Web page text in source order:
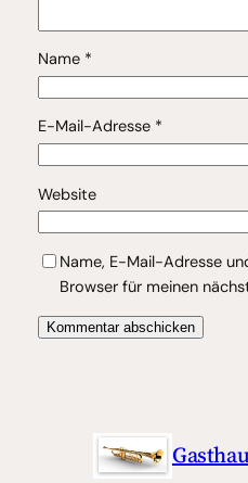
Name *
E-Mail-Adresse *
Website
Name, E-Mail-Adresse
Browser für meinen